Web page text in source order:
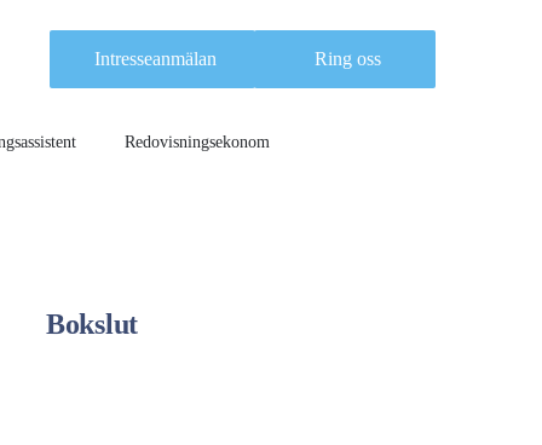
Intresseanmälan Ring oss
Redovisningsekonom
Bokslut